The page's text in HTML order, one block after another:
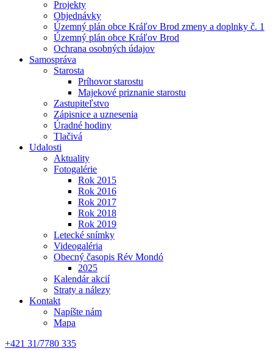
Projekty
Objednávky
Územný plán obce Kráľov Brod zmeny a doplnky č. 1
Územný plán obce Kráľov Brod
Ochrana osobných údajov
Samospráva
Starosta
Príhovor starostu
Majekové priznanie starostu
Zastupiteľstvo
Zápisnice a uznesenia
Úradné hodiny
Tlačivá
Udalosti
Aktuality
Fotogalérie
Rok 2015
Rok 2016
Rok 2017
Rok 2018
Rok 2019
Letecké snímky
Videogaléria
Obecný časopis Rév Mondó
2025
Kalendár akcií
Straty a nálezy
Kontakt
Napíšte nám
Mapa
+421 31/7780 335